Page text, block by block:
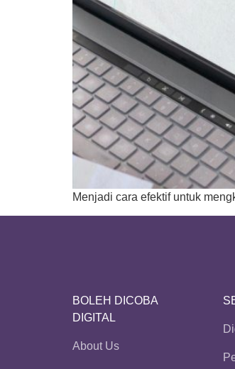
Menjadi cara efektif untuk
BOLEH DICOBA
DIGITAL
About Us